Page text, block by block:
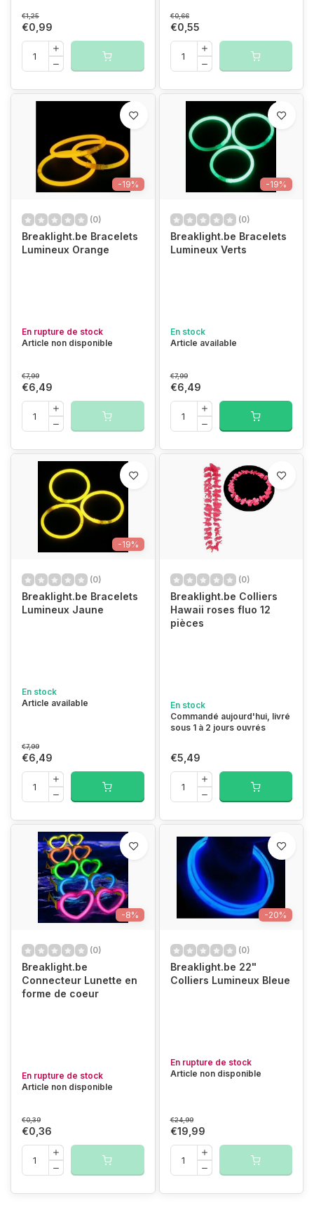
€1,25
€0,99
€0,66
€0,55
-19%
(0)
Breaklight.be Bracelets
Lumineux Orange
En rupture de stock
Article non disponible
€7,99
€6,49
-19%
(0)
Breaklight.be Bracelets
Lumineux Verts
En stock
Article available
€7,99
€6,49
-19%
(0)
Breaklight.be Bracelets
Lumineux Jaune
En stock
Article available
€7,99
€6,49
(0)
Breaklight.be Colliers
Hawaii roses fluo 12
pièces
En stock
Commandé aujourd'hui, livré
sous 1 à 2 jours ouvrés
€5,49
-8%
(0)
Breaklight.be
Connecteur Lunette en
forme de coeur
En rupture de stock
Article non disponible
€0,39
€0,36
-20%
(0)
Breaklight.be 22"
Colliers Lumineux Bleue
En rupture de stock
Article non disponible
€24,99
€19,99